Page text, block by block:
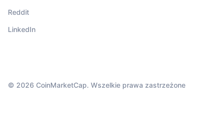
Reddit
LinkedIn
© 2026 CoinMarketCap. Wszelkie prawa zastrzeżone